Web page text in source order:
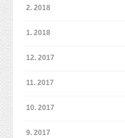
2. 2018
1. 2018
12. 2017
11. 2017
10. 2017
9. 2017